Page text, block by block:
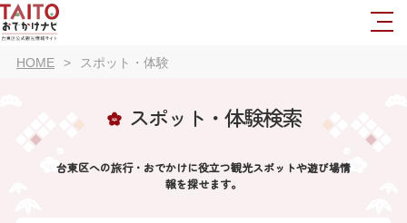
HOME スポット・体験
スポット・体験検索
台東区への旅行・おでかけに役立つ観光スポットや遊び場情
報を探せます。